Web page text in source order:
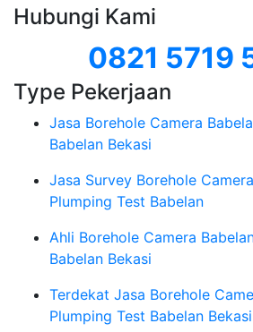
Hubungi Kami
0821 5719
Type Pekerjaan
Jasa Borehole Camera
Babelan Bekasi
Jasa Survey Borehole
Plumping Test Babelan
Ahli Borehole Camera
Babelan Bekasi
Terdekat Jasa Borehole
Plumping Test Babelan Bekasi